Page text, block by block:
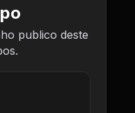
publico deste